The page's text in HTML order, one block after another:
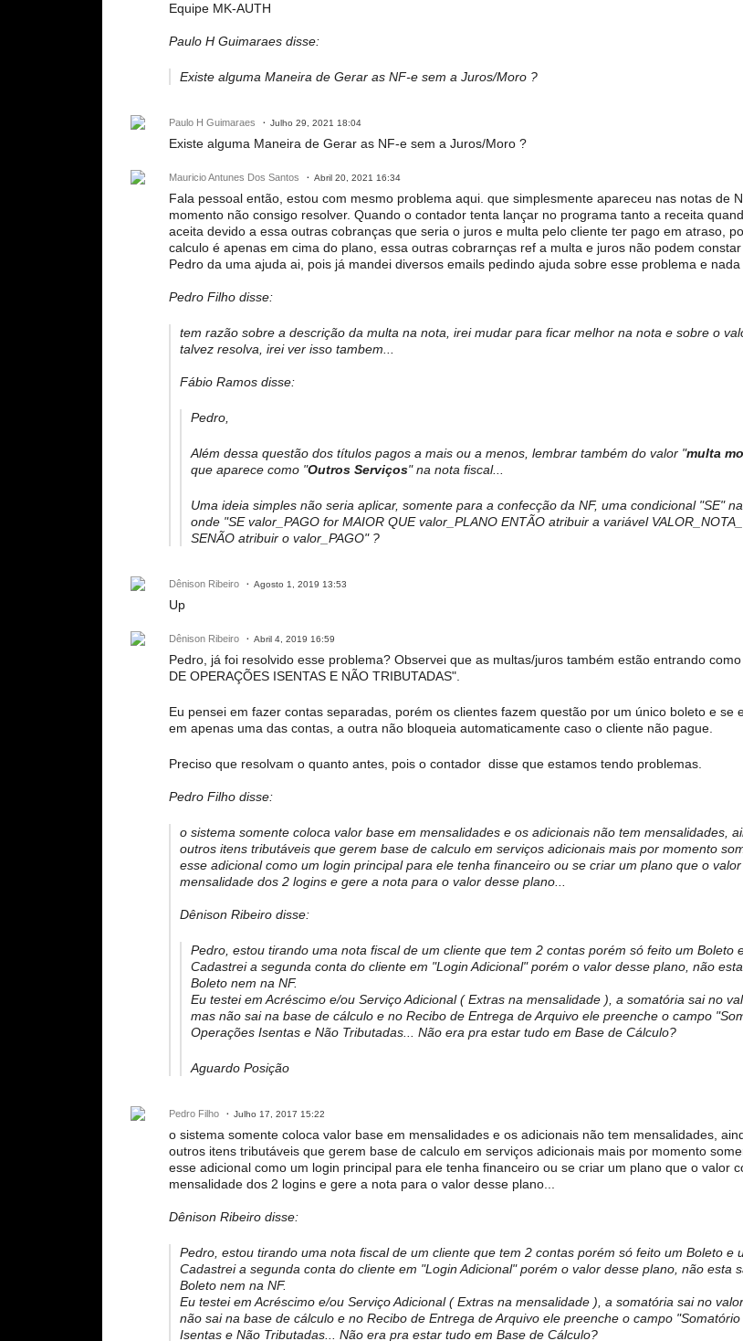
Equipe MK-AUTH
Paulo H Guimaraes disse:
Existe alguma Maneira de Gerar as NF-e sem a Juros/Moro ?
Paulo H Guimaraes Julho 29, 2021 18:04
Existe alguma Maneira de Gerar as NF-e sem a Juros/Moro ?
Mauricio Antunes Dos Santos Abril 20, 2021 16:34
Fala pessoal então, estou com mesmo problema aqui. que simplesmente apareceu nas notas de
momento não consigo resolver. Quando o contador tenta lançar no programa tanto a receita
aceita devido a essa outras cobranças que seria o juros e multa pelo cliente ter pago em atraso,
calculo é apenas em cima do plano, essa outras cobrarnças ref a multa e juros não podem
Pedro da uma ajuda ai, pois já mandei diversos emails pedindo ajuda sobre esse problema e nada
Pedro Filho disse:
tem razão sobre a descrição da multa na nota, irei mudar para ficar melhor na nota e sobre o
talvez resolva, irei ver isso tambem...
Fábio Ramos disse:
Pedro,
Além dessa questão dos títulos pagos a mais ou a menos, lembrar também do valor "multa
que aparece como "Outros Serviços" na nota fiscal...
Uma ideia simples não seria aplicar, somente para a confecção da NF, uma condicional "SE"
onde "SE valor_PAGO for MAIOR QUE valor_PLANO ENTÃO atribuir a variável
SENÃO atribuir o valor_PAGO" ?
Dênison Ribeiro Agosto 1, 2019 13:53
Up
Dênison Ribeiro Abril 4, 2019 16:59
Pedro, já foi resolvido esse problema? Observei que as multas/juros também estão entrando
DE OPERAÇÕES ISENTAS E NÃO TRIBUTADAS".
Eu pensei em fazer contas separadas, porém os clientes fazem questão por um único boleto e se
em apenas uma das contas, a outra não bloqueia automaticamente caso o cliente não pague.
Preciso que resolvam o quanto antes, pois o contador disse que estamos tendo problemas.
Pedro Filho disse:
o sistema somente coloca valor base em mensalidades e os adicionais não tem mensalidades,
outros itens tributáveis que gerem base de calculo em serviços adicionais mais por momento
esse adicional como um login principal para ele tenha financeiro ou se criar um plano que o
mensalidade dos 2 logins e gere a nota para o valor desse plano...
Dênison Ribeiro disse:
Pedro, estou tirando uma nota fiscal de um cliente que tem 2 contas porém só feito um Boleto e
Cadastrei a segunda conta do cliente em "Login Adicional" porém o valor desse plano, não
Boleto nem na NF.
Eu testei em Acréscimo e/ou Serviço Adicional ( Extras na mensalidade ), a somatória sai no
mas não sai na base de cálculo e no Recibo de Entrega de Arquivo ele preenche o campo
Operações Isentas e Não Tributadas... Não era pra estar tudo em Base de Cálculo?
Aguardo Posição
Pedro Filho Julho 17, 2017 15:22
o sistema somente coloca valor base em mensalidades e os adicionais não tem mensalidades,
outros itens tributáveis que gerem base de calculo em serviços adicionais mais por momento
esse adicional como um login principal para ele tenha financeiro ou se criar um plano que o valor
mensalidade dos 2 logins e gere a nota para o valor desse plano...
Dênison Ribeiro disse:
Pedro, estou tirando uma nota fiscal de um cliente que tem 2 contas porém só feito um Boleto e
Cadastrei a segunda conta do cliente em "Login Adicional" porém o valor desse plano, não esta
Boleto nem na NF.
Eu testei em Acréscimo e/ou Serviço Adicional ( Extras na mensalidade ), a somatória sai no
não sai na base de cálculo e no Recibo de Entrega de Arquivo ele preenche o campo
Isentas e Não Tributadas... Não era pra estar tudo em Base de Cálculo?